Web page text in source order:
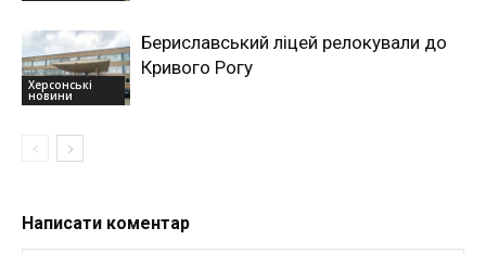
Херсонські
новини
Бериславський ліцей релокували до
Кривого Рогу
Написати коментар